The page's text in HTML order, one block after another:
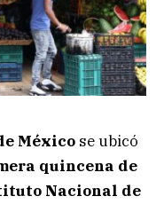
México se ubicó
quincena de
Nacional de